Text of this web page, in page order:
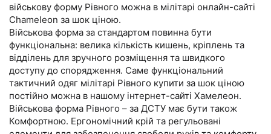
військову форму Рівного можна в мілітарі онлайн-сайті
Chameleon за шок ціною.
Військова форма за стандартом повинна бути
функціональна: велика кількість кишень, кріплень та
відділень для зручного розміщення та швидкого
доступу до спорядження. Саме функціональний
тактичний одяг мілітарі Рівного купити за шок ціною
постійно можна в нашому інтернет-сайті Хамелеон.
Військова форма Рівного – за ДСТУ має бути також
Комфортною. Ергономічний крій та регульовані